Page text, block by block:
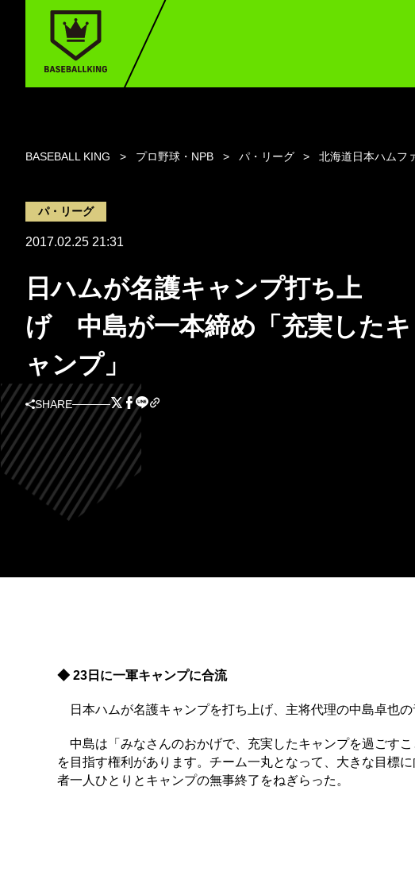
BASEBALL KING プロ野球・NPB パ・リーグ 北海道日本ハムフ
パ・リーグ
2017.02.25 21:31
日ハムが名護キャンプ打ち上
げ 中島が一本締め「充実したキ
ャンプ」
SHARE
◆ 23日に一軍キャンプに合流
日本ハムが名護キャンプを打ち上げ、主将代理の中島卓也の
中島は「みなさんのおかげで、充実したキャンプを過ごす
を目指す権利があります。チーム一丸となって、大きな目標
者一人ひとりとキャンプの無事終了をねぎらった。